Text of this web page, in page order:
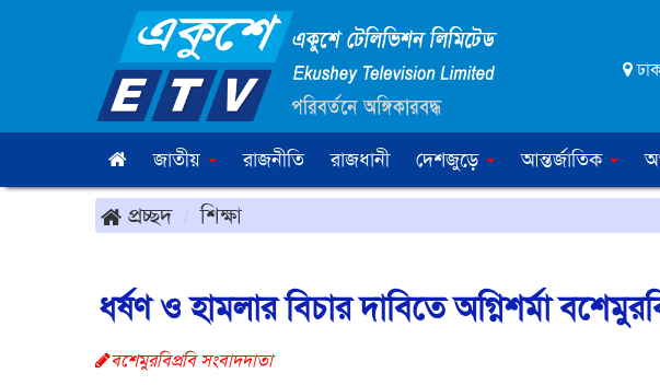
জাতীয় রাজনীতি রাজধানী দেশজুড়ে আন্তর্জাতিক
প্রচ্ছদ শিক্ষা
ধর্ষণ ও হামলার বিচার দাবিতে অগ্নিশর্মা
বশেমুরবিপ্রবি সংবাদদাতা